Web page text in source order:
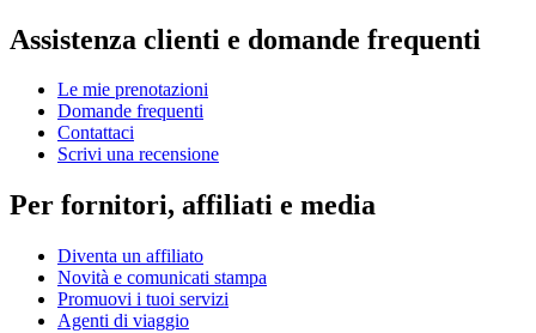
Assistenza clienti e domande frequenti
Le mie prenotazioni
Domande frequenti
Contattaci
Scrivi una recensione
Per fornitori, affiliati e media
Diventa un affiliato
Novità e comunicati stampa
Promuovi i tuoi servizi
Agenti di viaggio